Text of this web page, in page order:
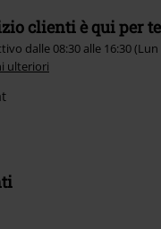
clienti è qui per te
dalle 08:30 alle 16:30 (Lun
ulteriori